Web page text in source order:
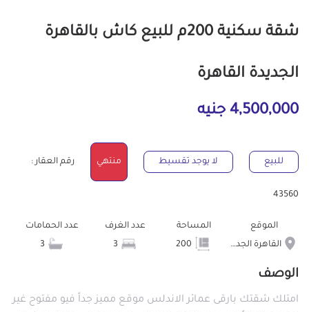
شقة سكنية 200م للبيع كاش بالقاهرة
الجديدة القاهرة
4,500,000 جنيه
للبيع لا يوجد تقسيط منتهي رقم العقار :
43560
الموقع
القاهرة الجديدة
المساحة
عدد الغرف
عدد الحمامات
الوصف
امتلك شقتك بارقى عمائر الاندلس موقع مميز جداً فيو مفتوح غير